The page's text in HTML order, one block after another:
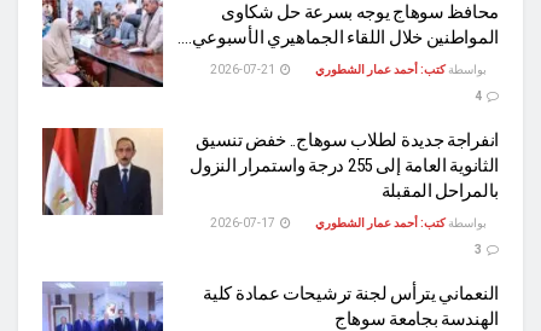
محافظ سوهاج يوجه بسرعة حل شكاوى
المواطنين خلال اللقاء الجماهيري الأسبوعي….
بواسطة كتب: أحمد عمار الشطوري
انفراجة جديدة لطلاب سوهاج.. خفض تنسيق
الثانوية العامة إلى 255 درجة واستمرار النزول
بالمراحل المقبلة
بواسطة كتب: أحمد عمار الشطوري
النعماني يترأس لجنة ترشيحات عمادة كلية
الهندسة بجامعة سوهاج